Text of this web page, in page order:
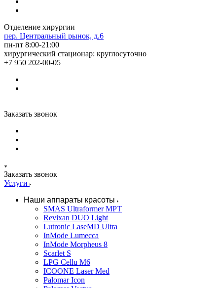
Отделение хирургии
пер. Центральный рынок, д.6
пн-пт 8:00-21:00
хирургический стационар: круглосуточно
+7 950 202-00-05
Заказать звонок
Заказать звонок
Услуги
Наши аппараты красоты
SMAS Ultraformer MPT
Revixan DUO Light
Lutronic LaseMD Ultra
InMode Lumecca
InMode Morpheus 8
Scarlet S
LPG Cellu M6
ICOONE Laser Med
Palomar Icon